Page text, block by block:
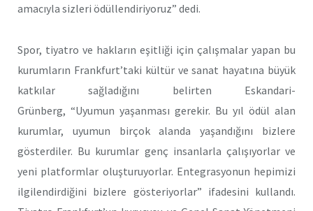
amacıyla sizleri ödüllendiriyoruz” dedi.
Spor, tiyatro ve hakların eşitliği için çalışmalar yapan bu
kurumların Frankfurt’taki kültür ve sanat hayatına büyük
katkılar sağladığını belirten Eskandari-
Grünberg, “Uyumun yaşanması gerekir. Bu yıl ödül alan
kurumlar, uyumun birçok alanda yaşandığını bizlere
gösterdiler. Bu kurumlar genç insanlarla çalışıyorlar ve
yeni platformlar oluşturuyorlar. Entegrasyonun hepimizi
ilgilendirdiğini bizlere gösteriyorlar” ifadesini kullandı.